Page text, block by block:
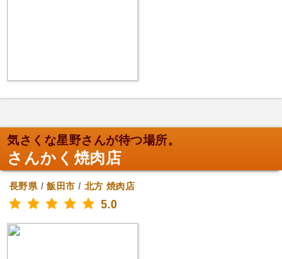
気さくな星野さんが待つ場所。
さんかく焼肉店
長野県/飯田市 / 北方 焼肉店
5.0